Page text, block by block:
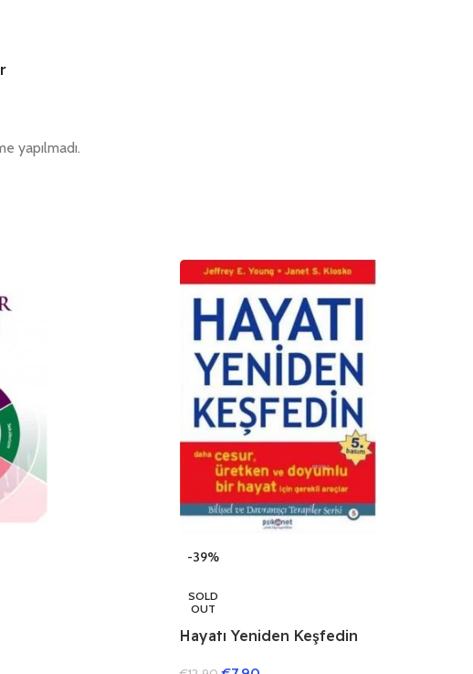
yapılmadı.
-39%
SOLD
OUT
Hayatı Yeniden Keşfedin